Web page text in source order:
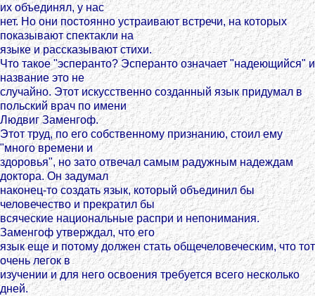
их объединял, у нас
нет. Но они постоянно устраивают встречи, на которых
показывают спектакли на
языке и рассказывают стихи.
Что такое "эсперанто? Эсперанто означает "надеющийся" и
название это не
случайно. Этот искусственно созданный язык придумал в
польский врач по имени
Людвиг Заменгоф.
Этот труд, по его собственному признанию, стоил ему
"много времени и
здоровья", но зато отвечал самым радужным надеждам
доктора. Он задумал
наконец-то создать язык, который объединил бы
человечество и прекратил бы
всяческие национальные распри и непонимания.
Заменгоф утверждал, что его
язык еще и потому должен стать общечеловеческим, что тот
очень легок в
изучении и для него освоения требуется всего несколько
дней.